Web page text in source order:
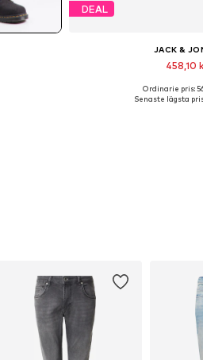
DEAL
JACK &
458,10
Tillgängliga storlekar:
Ordinarie pris:
Senaste lägsta